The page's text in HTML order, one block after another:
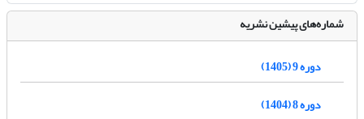
شماره‌های پیشین نشریه
دوره 9 (1405)
دوره 8 (1404)